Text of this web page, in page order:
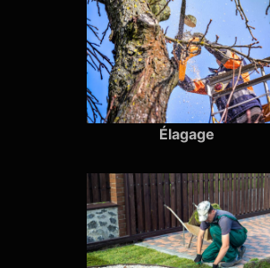
Élagage